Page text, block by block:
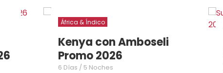
África & Índico
Kenya con Amboseli
Promo 2026
6 Días / 5 Noches